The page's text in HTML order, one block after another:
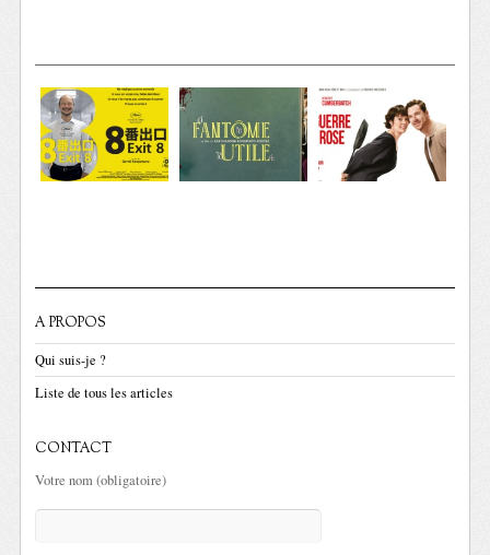
A PROPOS
Qui suis-je ?
Liste de tous les articles
CONTACT
Votre nom (obligatoire)